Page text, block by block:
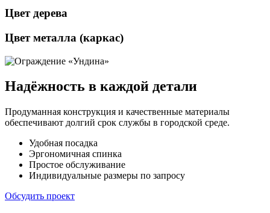
Цвет дерева
Цвет металла (каркас)
Надёжность в каждой детали
Продуманная конструкция и качественные материалы
обеспечивают долгий срок службы в городской среде.
Удобная посадка
Эргономичная спинка
Простое обслуживание
Индивидуальные размеры по запросу
Обсудить проект